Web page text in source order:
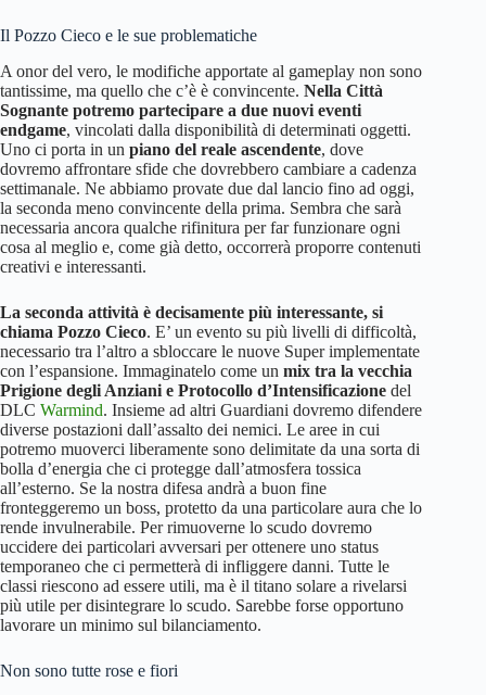
Il Pozzo Cieco e le sue problematiche
A onor del vero, le modifiche apportate al gameplay non sono
tantissime, ma quello che c’è è convincente. Nella Città
Sognante potremo partecipare a due nuovi eventi
endgame, vincolati dalla disponibilità di determinati oggetti.
Uno ci porta in un piano del reale ascendente, dove
dovremo affrontare sfide che dovrebbero cambiare a cadenza
settimanale. Ne abbiamo provate due dal lancio fino ad oggi,
la seconda meno convincente della prima. Sembra che sarà
necessaria ancora qualche rifinitura per far funzionare ogni
cosa al meglio e, come già detto, occorrerà proporre contenuti
creativi e interessanti.
La seconda attività è decisamente più interessante, si
chiama Pozzo Cieco. E’ un evento su più livelli di difficoltà,
necessario tra l’altro a sbloccare le nuove Super implementate
con l’espansione. Immaginatelo come un mix tra la vecchia
Prigione degli Anziani e Protocollo d’Intensificazione del
DLC Warmind. Insieme ad altri Guardiani dovremo difendere
diverse postazioni dall’assalto dei nemici. Le aree in cui
potremo muoverci liberamente sono delimitate da una sorta di
bolla d’energia che ci protegge dall’atmosfera tossica
all’esterno. Se la nostra difesa andrà a buon fine
fronteggeremo un boss, protetto da una particolare aura che lo
rende invulnerabile. Per rimuoverne lo scudo dovremo
uccidere dei particolari avversari per ottenere uno status
temporaneo che ci permetterà di infliggere danni. Tutte le
classi riescono ad essere utili, ma è il titano solare a rivelarsi
più utile per disintegrare lo scudo. Sarebbe forse opportuno
lavorare un minimo sul bilanciamento.
Non sono tutte rose e fiori